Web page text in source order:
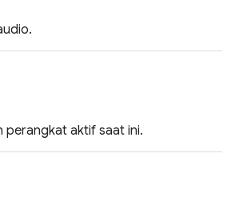
perangkat aktif saat ini.